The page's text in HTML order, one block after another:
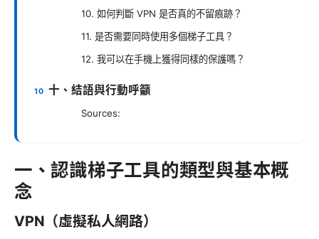
10. 如何判斷 VPN 是否真的不留痕跡？
11. 是否需要同時使用多個梯子工具？
12. 我可以在手機上獲得同樣的保護嗎？
十、結語與行動呼籲
Sources:
一、認識梯子工具的類型與基本概
念
VPN（虛擬私人網路）